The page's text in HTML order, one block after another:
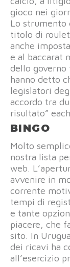
gioco nei
Lo strumento
titolo di
anche
e al baccarat
dello governo
hanno detto
legislatori
accordo tra
risultato”
BINGO
Molto
nostra lista
web.
avvenire in
corrente
tempi di
e tante
piacere, che
sito. In
dei ricavi ha
all’esercizio